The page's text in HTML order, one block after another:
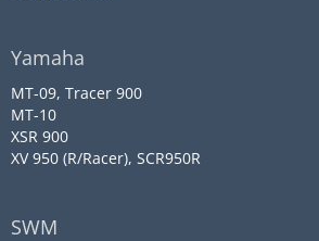
Yamaha
MT-09, Tracer 900
MT-10
XSR 900
XV 950 (R/Racer), SCR950R
SWM